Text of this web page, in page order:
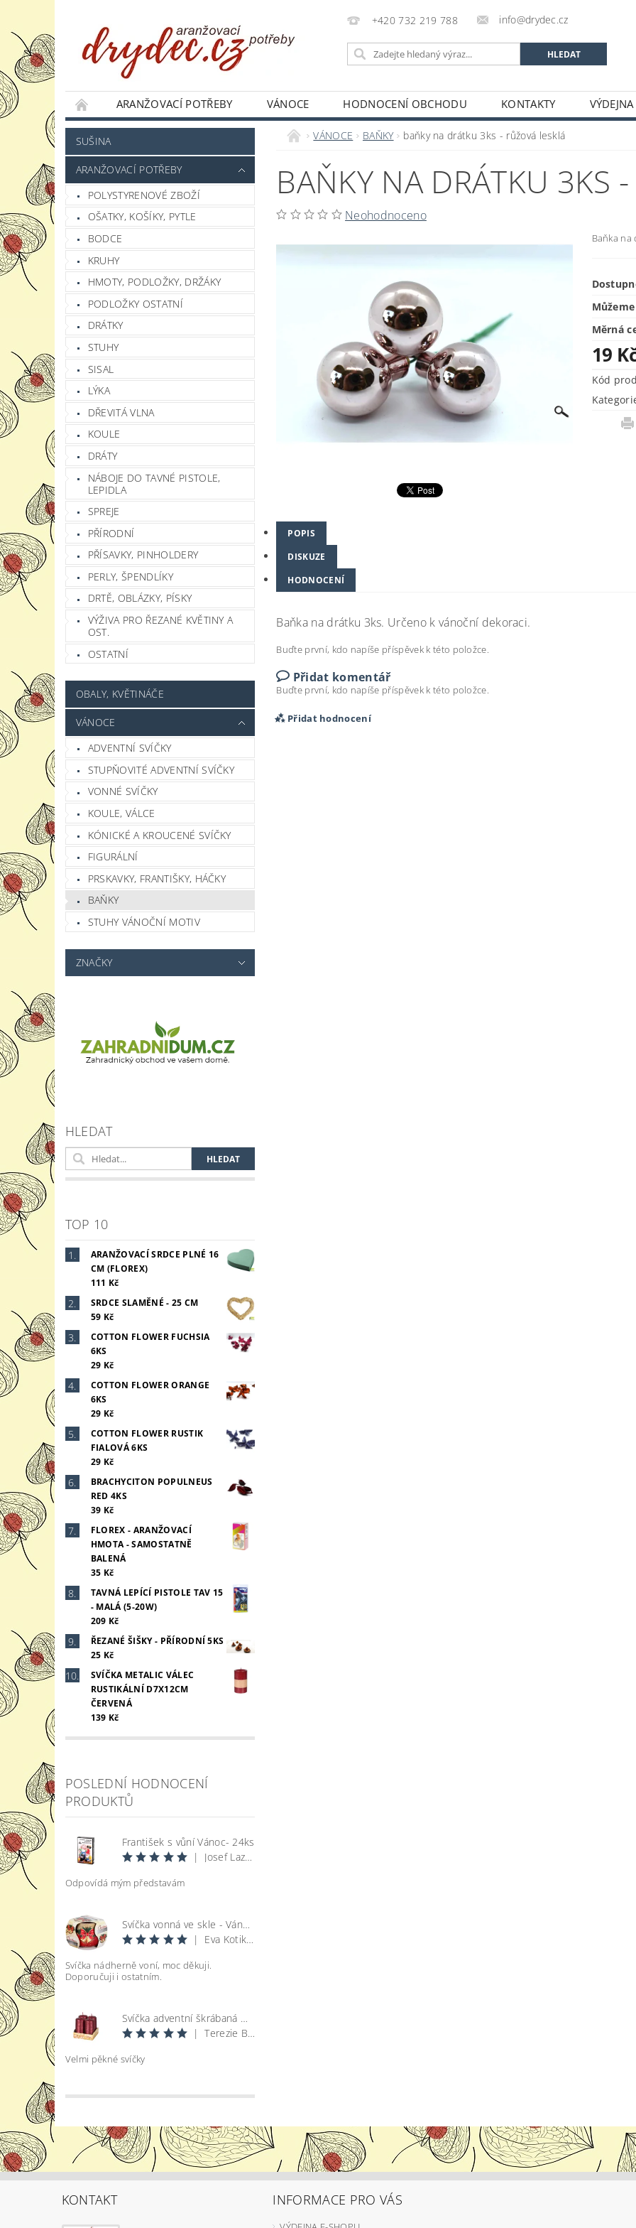
+420 732 219 788 info@drydec.cz
ARANŽOVACÍ POTŘEBY VÁNOCE HODNOCENÍ OBCHODU KONTAKTY
JAK NAKUPOVAT
PODMÍNKY OCHRANY OSOBNÍCH ÚDAJŮ OBCHODNÍ PODMÍNKY
SUŠINA
ARANŽOVACÍ POTŘEBY
POLYSTYRENOVÉ ZBOŽÍ
OŠATKY, KOŠÍKY, PYTLE
BODCE
KRUHY
HMOTY, PODLOŽKY, DRŽÁKY
PODLOŽKY OSTATNÍ
DRÁTKY
STUHY
SISAL
LÝKA
DŘEVITÁ VLNA
KOULE
DRÁTY
NÁBOJE DO TAVNÉ PISTOLE,
LEPIDLA
SPREJE
PŘÍRODNÍ
PŘÍSAVKY, PINHOLDERY
PERLY, ŠPENDLÍKY
DRTĚ, OBLÁZKY, PÍSKY
VÝŽIVA PRO ŘEZANÉ KVĚTINY A
OST.
OSTATNÍ
OBALY, KVĚTINÁČE
VÁNOCE
ADVENTNÍ SVÍČKY
STUPŇOVITÉ ADVENTNÍ SVÍČKY
VONNÉ SVÍČKY
KOULE, VÁLCE
KÓNICKÉ A KROUCENÉ SVÍČKY
FIGURÁLNÍ
PRSKAVKY, FRANTIŠKY, HÁČKY
BAŇKY
STUHY VÁNOČNÍ MOTIV
ZNAČKY
HLEDAT
TOP 10
ARANŽOVACÍ SRDCE PLNÉ 16
CM (FLOREX)
111 Kč
SRDCE SLAMĚNÉ - 25 CM
59 Kč
COTTON FLOWER FUCHSIA
6KS
29 Kč
COTTON FLOWER ORANGE
6KS
29 Kč
COTTON FLOWER RUSTIK
FIALOVÁ 6KS
29 Kč
BRACHYCITON POPULNEUS
RED 4KS
39 Kč
FLOREX - ARANŽOVACÍ
HMOTA - SAMOSTATNĚ
BALENÁ
35 Kč
TAVNÁ LEPÍCÍ PISTOLE TAV 15
- MALÁ (5-20W)
209 Kč
ŘEZANÉ ŠIŠKY - PŘÍRODNÍ 5KS
25 Kč
SVÍČKA METALIC VÁLEC
RUSTIKÁLNÍ D7X12CM
ČERVENÁ
139 Kč
POSLEDNÍ HODNOCENÍ
PRODUKTŮ
František s vůní Vánoc- 24ks
|
Josef Lazecký
Odpovídá mým představám
Svíčka vonná ve skle - Vánoce
|
Eva Kotikova
Svíčka nádherně voní, moc děkuji.
Doporučuji i ostatním.
Svíčka adventní škrábaná metal lesk - bordó d4x8cm 4ks
|
Terezie Bohatová
Velmi pěkné svíčky
VÁNOCE BAŇKY baňky na drátku 3ks - růžová lesklá
BAŇKY NA DRÁTKU 3KS
Neohodnoceno
Baňka
Měrná
19
Kód
POPIS
DISKUZE
HODNOCENÍ
Baňka na drátku 3ks. Určeno k vánoční dekoraci.
Buďte první, kdo napíše příspěvek k této položce.
Přidat komentář
Buďte první, kdo napíše příspěvek k této položce.
Přidat hodnocení
KONTAKT INFORMACE PRO VÁS